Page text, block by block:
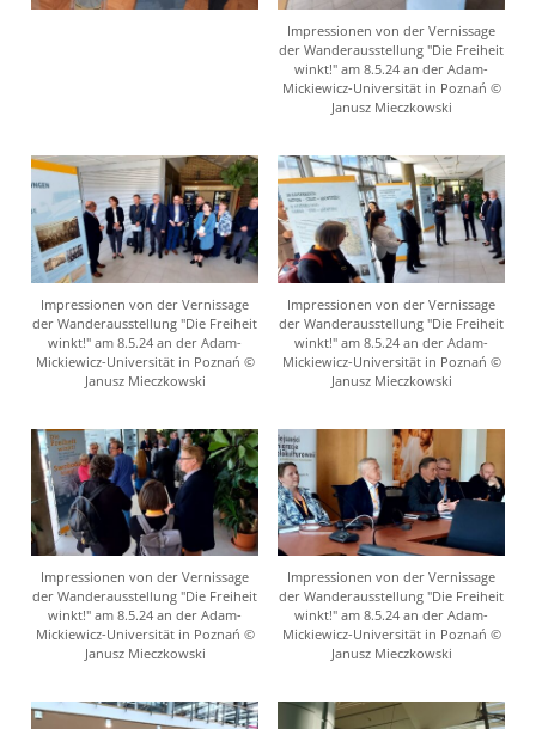
Impressionen von der Vernissage
der Wanderausstellung "Die Freiheit
winkt!" am 8.5.24 an der Adam-
Mickiewicz-Universität in Poznań ©
Janusz Mieczkowski
Impressionen von der Vernissage
der Wanderausstellung "Die Freiheit
winkt!" am 8.5.24 an der Adam-
Mickiewicz-Universität in Poznań ©
Janusz Mieczkowski
Impressionen von der Vernissage
der Wanderausstellung "Die Freiheit
winkt!" am 8.5.24 an der Adam-
Mickiewicz-Universität in Poznań ©
Janusz Mieczkowski
Impressionen von der Vernissage
der Wanderausstellung "Die Freiheit
winkt!" am 8.5.24 an der Adam-
Mickiewicz-Universität in Poznań ©
Janusz Mieczkowski
Impressionen von der Vernissage
der Wanderausstellung "Die Freiheit
winkt!" am 8.5.24 an der Adam-
Mickiewicz-Universität in Poznań ©
Janusz Mieczkowski